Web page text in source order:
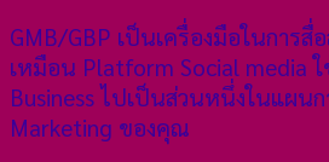
GMB/GBP เป็นเครื่องมือในการสื่
เหมือน Platform Social media
Business ไปเป็นส่วนหนึ่งในแผน
Marketing ของคุณ